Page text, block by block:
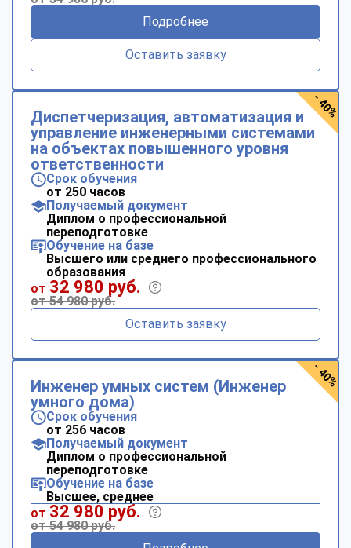
Подробнее
Оставить заявку
Диспетчеризация, автоматизация и
управление инженерными системами
на объектах повышенного уровня
ответственности
Срок обучения
от 250 часов
Получаемый документ
Диплом о профессиональной
переподготовке
Обучение на базе
Высшего или среднего профессионального
образования
от 32 980 руб.
от 54 980 руб.
Оставить заявку
- 40%
Инженер умных систем (Инженер
умного дома)
Срок обучения
от 256 часов
Получаемый документ
Диплом о профессиональной
переподготовке
Обучение на базе
Высшее, среднее
от 32 980 руб.
от 54 980 руб.
- 40%